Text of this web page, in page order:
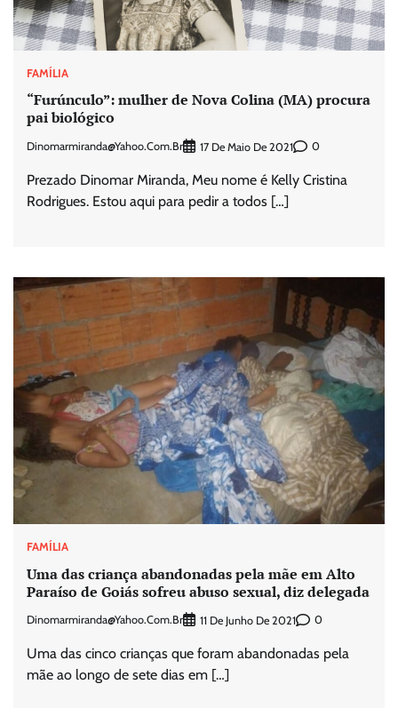
FAMÍLIA
“Furúnculo”: mulher de Nova Colina (MA) procura
pai biológico
Dinomarmiranda@yahoo.com.br 17 De Maio De 2021 0
Prezado Dinomar Miranda, Meu nome é Kelly Cristina
Rodrigues. Estou aqui para pedir a todos […]
FAMÍLIA
Uma das criança abandonadas pela mãe em Alto
Paraíso de Goiás sofreu abuso sexual, diz delegada
Dinomarmiranda@yahoo.com.br 11 De Junho De 2021 0
Uma das cinco crianças que foram abandonadas pela
mãe ao longo de sete dias em […]